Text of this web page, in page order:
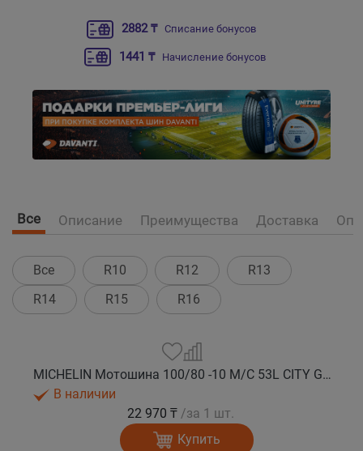
2882 ₸ Списание бонусов
1441 ₸ Начисление бонусов
Все Описание Преимущества Доставка
Все R10 R12
R13
R14
R15 R16
MICHELIN Мотошина 100/80 -10 M/C 53L CITY GRIP 2 TL F/R
В наличии
22 970 ₸ /за 1 шт.
Купить